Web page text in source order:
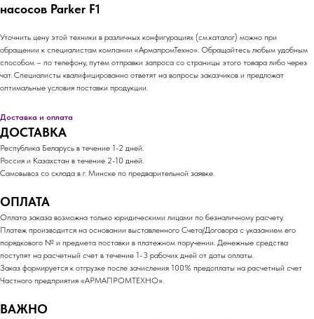
насосов Parker F1
Уточнить цену этой техники в различных конфигурациях (см.каталог) можно при
обращении к специалистам компании «АрмапромТехно». Обращайтесь любым удобным
способом – по телефону, путем отправки запроса со страницы этого товара либо через
чат. Специалисты квалифицированно ответят на вопросы заказчиков и предложат
оптимальные условия поставки продукции.
Доставка и оплата
ДОСТАВКА
Республика Беларусь в течение 1-2 дней.
Россия и Казахстан в течение 2-10 дней.
Самовывоз со склада в г. Минске по предварительной заявке.
ОПЛАТА
Оплата заказа возможна только юридическими лицами по безналичному расчету.
Платеж производится на основании выставленного Счета/Договора с указанием его
порядкового № и предмета поставки в платежном поручении. Денежные средства
поступят на расчетный счет в течение 1-3 рабочих дней от даты оплаты.
Заказ формируется к отгрузке после зачисления 100% предоплаты на расчетный счет
Частного предприятия «АРМАПРОМТЕХНО».
ВАЖНО